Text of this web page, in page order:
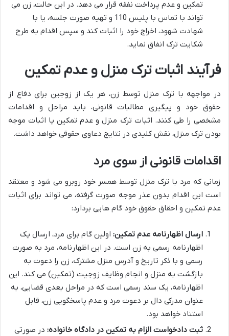
تمکین و عدم پرداخت نفقه قرار می دهد. در این حالت، زن می
تواند با تماس با پلیس 110 و تهیه صورت جلسه، یا با
شهادت شهود، اخراج خود را اثبات کند و سپس اقدام به طرح
شکایت ترک انفاق نماید.
فرآیند اثبات ترک منزل و عدم تمکین
در مواجهه با ترک منزل توسط زن، هر یک از زوجین برای دفاع از
حقوق خود و پیگیری مطالبات قانونی، باید مراحل و اقدامات
مشخصی را طی کنند. اثبات ترک منزل و عدم تمکین یا اثبات موجه
بودن ترک منزل، نقش کلیدی در نتایج دعاوی حقوقی خواهد داشت.
اقدامات قانونی از سوی مرد
زمانی که مرد با ترک منزل توسط همسر خود روبرو می شود و معتقد
است این اقدام بدون عذر موجه صورت گرفته، می تواند برای اثبات
عدم تمکین و احقاق حقوق خود گام هایی بردارد:
ارسال اظهارنامه عدم تمکین: اولین گام برای مرد، ارسال یک
اظهارنامه رسمی به زن است. در این اظهارنامه، مرد به صورت
رسمی و با ذکر تاریخ و آدرس منزل مشترک، زن را دعوت به
بازگشت به منزل و انجام وظایف زوجیت (تمکین) می کند. این
اظهارنامه، یک سند رسمی است که در مراحل بعدی قضایی، به
عنوان مدرکی دال بر دعوت مرد و عدم پاسخگویی زن، قابل
استناد خواهد بود.
ثبت دادخواست الزام به تمکین در دادگاه خانواده: در صورتی